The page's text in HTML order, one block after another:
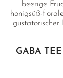
beerige
honigsüß-
gustatorischer
GABA